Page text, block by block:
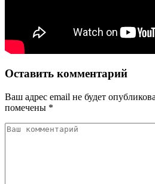
Оставить комментарий
Ваш адрес email не будет
помечены *